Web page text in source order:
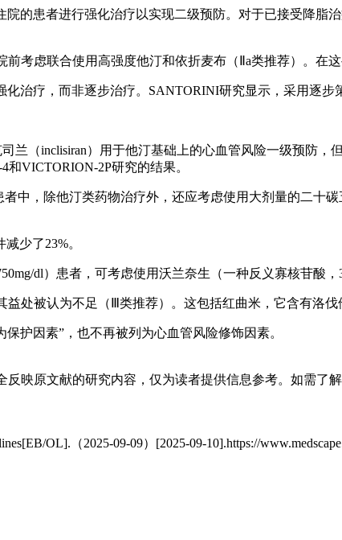
院的患者进行强化治疗以实现二级预防。对于已接受降
考虑联合使用高强度他汀和依折麦布（Ⅱa类推荐）。在
治疗，而非逐步治疗。SANTORINI研究显示，采用逐步
兰（inclisiran）用于他汀基础上的心血管风险一级预防
VICTORION-2P研究的结果。
中，除他汀类药物治疗外，还应考虑使用大剂量的二十
少了23%。
dl）患者，可考虑使用沃兰奈生（一种反义寡核苷酸，
处被认为不足（Ⅲ类推荐）。这包括红曲米，它含有洛伐
护因素”，也不再被列为心血管风险修饰因素。
映原文献的研究内容，仅为读者提供信息参考。如需了
OL].（2025-09-09）[2025-09-10].https://